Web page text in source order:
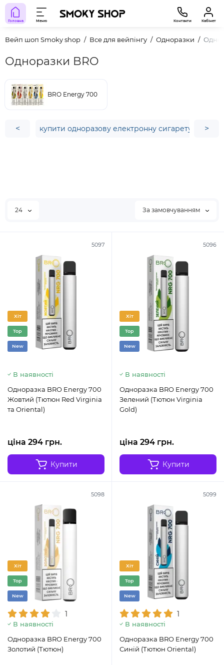
Головна Меню Контакти Кабінет
Вейп шоп Smoky shop Все для вейпінгу Одноразки
Одноразки BRO
BRO Energy 700
< купити одноразову електронну сигарету 1500
>
24 За замовчуванням
5097
Хіт
Top
New
В наявності
Одноразка BRO Energy 700
Жовтий (Тютюн Red Virginia
та Oriental)
ціна 294 грн.
Купити
5096
Хіт
Top
New
В наявності
Одноразка BRO Energy 700
Зелений (Тютюн Virginia
Gold)
ціна 294 грн.
Купити
5098
Хіт
Top
New
1
В наявності
Одноразка BRO Energy 700
Золотий (Тютюн)
5099
Хіт
Top
New
1
В наявності
Одноразка BRO Energy 700
Синій (Тютюн Oriental)